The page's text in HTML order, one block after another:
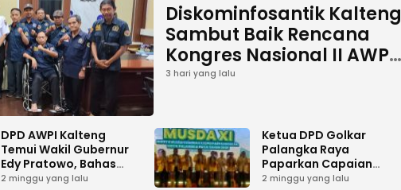
Diskominfosantik Kalteng
Sambut Baik Rencana
Kongres Nasional II AWPI
Se-Indonesia
3 hari yang lalu
DPD AWPI Kalteng
Temui Wakil Gubernur
Edy Pratowo, Bahas
Dukungan Kongres
2 minggu yang lalu
Ketua DPD Golkar
Palangka Raya
Paparkan Capaian
Kepengurusan pada
2 minggu yang lalu